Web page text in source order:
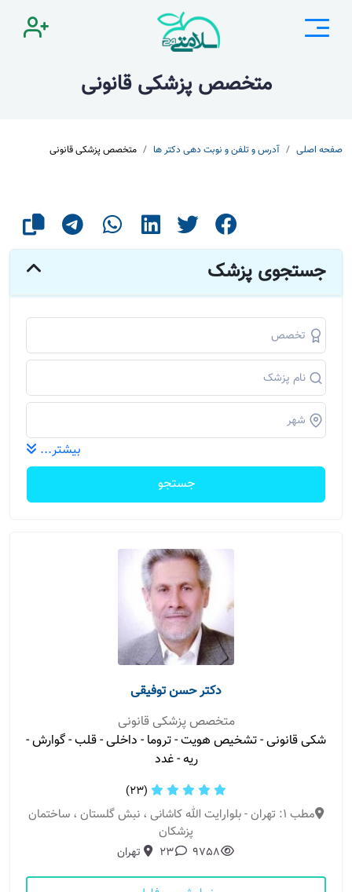
متخصص پزشکی قانونی
صفحه اصلی آدرس و تلفن و نوبت دهی دکتر ها متخصص پزشکی قانونی
جستجوی پزشک
بیشتر...
جستجو
دکتر حسن توفیقی
متخصص پزشکی قانونی
شکی قانونی - تشخیص هویت - تروما - داخلی - قلب - گوارش -
ریه - غدد
(23)
مطب 1: تهران - بلوارایت الله کاشانی ، نبش گلستان ، ساختمان
پزشکان
9758
23 تهران